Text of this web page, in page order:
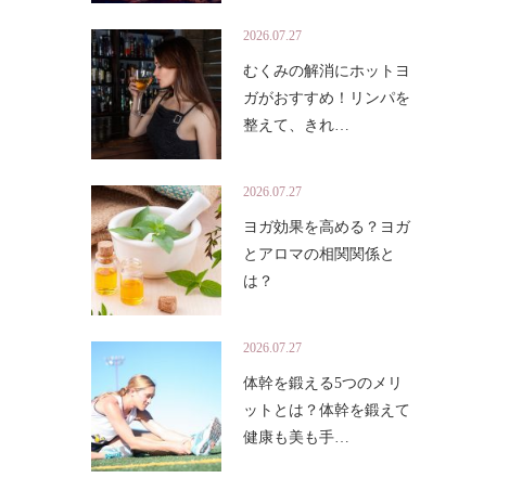
2026.07.27
むくみの解消にホットヨ
ガがおすすめ！リンパを
整えて、きれ…
2026.07.27
ヨガ効果を高める？ヨガ
とアロマの相関関係と
は？
2026.07.27
体幹を鍛える5つのメリ
ットとは？体幹を鍛えて
健康も美も手…